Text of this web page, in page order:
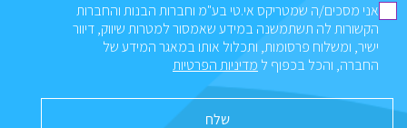
אני מסכים/ה שמטריקס אי.טי בע"מ וחברות הבנות והחברות
הקשורות לה תשתמשנה במידע שאמסור למטרות שיווק, דיוור
ישיר, ומשלוח פרסומות, ותכלול אותו במאגר המידע של
החברה, והכל בכפוף ל מדיניות הפרטיות